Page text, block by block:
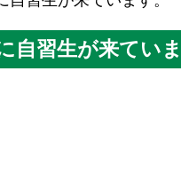
自習生が来ていま